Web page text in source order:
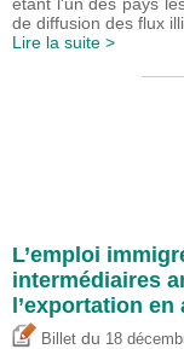
de diffusion des flux
Lire la suite >
L’emploi
intermédiaires
l’exportation en
Billet du 18